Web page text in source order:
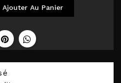
Ajouter Au Panier